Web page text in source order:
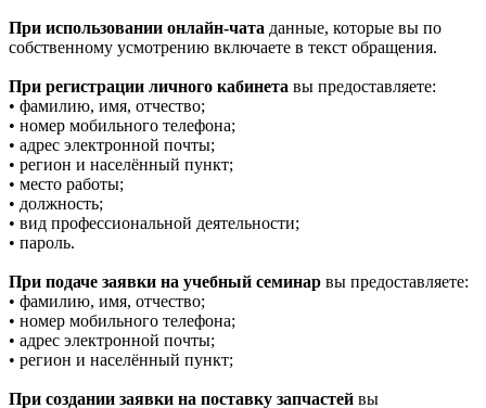
При использовании онлайн-чата данные, которые вы по
собственному усмотрению включаете в текст обращения.
При регистрации личного кабинета вы предоставляете:
• фамилию, имя, отчество;
• номер мобильного телефона;
• адрес электронной почты;
• регион и населённый пункт;
• место работы;
• должность;
• вид профессиональной деятельности;
• пароль.
При подаче заявки на учебный семинар вы предоставляете:
• фамилию, имя, отчество;
• номер мобильного телефона;
• адрес электронной почты;
• регион и населённый пункт;
При создании заявки на поставку запчастей вы